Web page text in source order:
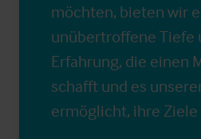
möchten, bieten wir
unübertroffene Tiefe
Erfahrung, die einen
schafft und es
ermöglicht, ihre